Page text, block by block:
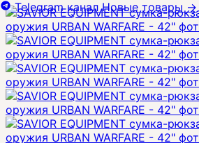
Telegram канал Новые товары→